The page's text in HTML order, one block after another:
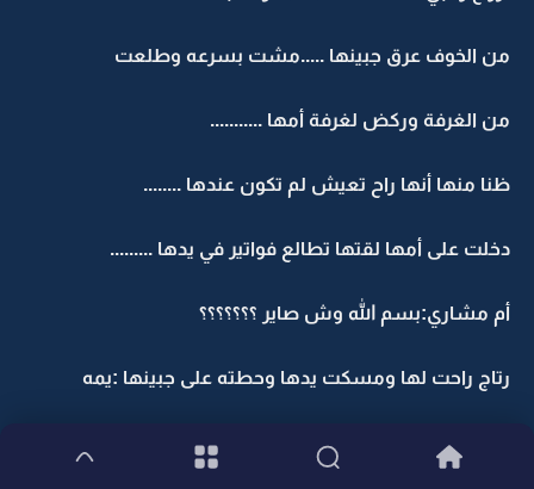
من الخوف عرق جبينها .....مشت بسرعه وطلعت
من الغرفة وركض لغرفة أمها ...........
ظنا منها أنها راح تعيش لم تكون عندها ........
دخلت على أمها لقتها تطالع فواتير في يدها .........
أم مشاري:بسم الله وش صاير ؟؟؟؟؟؟؟
رتاج راحت لها ومسكت يدها وحطته على جبينها :يمه
أنا حاره ......صح حارة؟؟؟؟؟؟؟؟